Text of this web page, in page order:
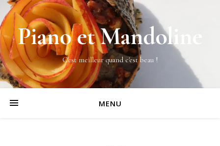
Piano et Mandoline
C'est meilleur quand c'est beau !
MENU